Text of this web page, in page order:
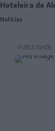
Hoteleira de
Notícias
PUBLICIDADE